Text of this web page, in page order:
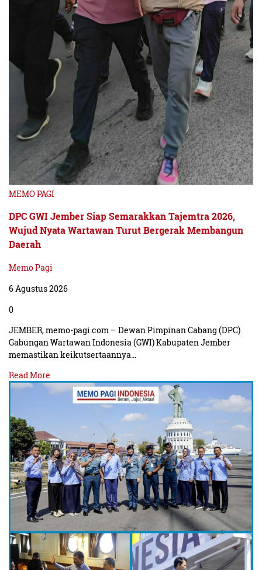
MEMO PAGI
DPC GWI Jember Siap Semarakkan Tajemtra 2026,
Wujud Nyata Wartawan Turut Bergerak Membangun
Daerah
Memo Pagi
6 Agustus 2026
0
JEMBER, memo-pagi.com – Dewan Pimpinan Cabang (DPC)
Gabungan Wartawan Indonesia (GWI) Kabupaten Jember
memastikan keikutsertaannya…
Read More